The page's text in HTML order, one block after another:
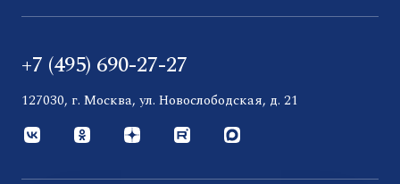
+7 (495) 690-27-27
127030, г. Москва, ул. Новослободская, д. 21